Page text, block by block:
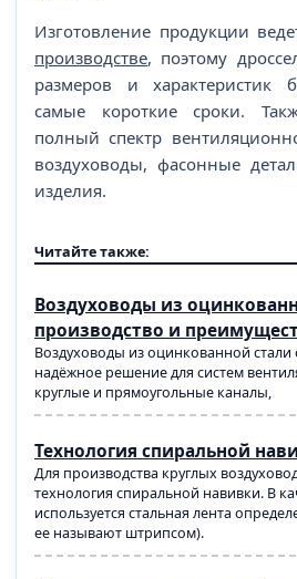
Изготовление продукции
производстве, поэтому
размеров и характеристик
самые короткие сроки.
полный спектр
воздуховоды, фасонные
изделия.
Читайте также:
Воздуховоды из
производство и
Воздуховоды из оцинкованной стали
надёжное решение для систем
круглые и прямоугольные каналы,
Технология спиральной
Для производства круглых
технология спиральной навивки. В
используется стальная лента
ее называют штрипсом).